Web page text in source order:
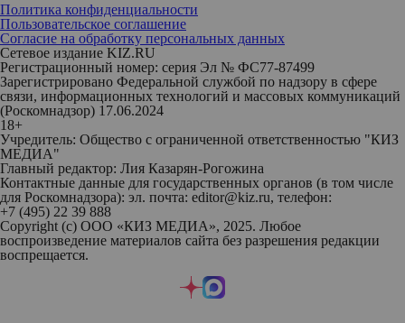
Политика конфиденциальности
Пользовательское соглашение
Согласие на обработку персональных данных
Сетевое издание KIZ.RU
Регистрационный номер: серия Эл № ФС77-87499
Зарегистрировано Федеральной службой по надзору в сфере
связи, информационных технологий и массовых коммуникаций
(Роскомнадзор) 17.06.2024
18+
Учредитель: Общество с ограниченной ответственностью "КИЗ
МЕДИА"
Главный редактор: Лия Казарян-Рогожина
Контактные данные для государственных органов (в том числе
для Роскомнадзора): эл. почта: editor@kiz.ru, телефон:
+7 (495) 22 39 888
Copyright (с) ООО «КИЗ МЕДИА», 2025. Любое
воспроизведение материалов сайта без разрешения редакции
воспрещается.